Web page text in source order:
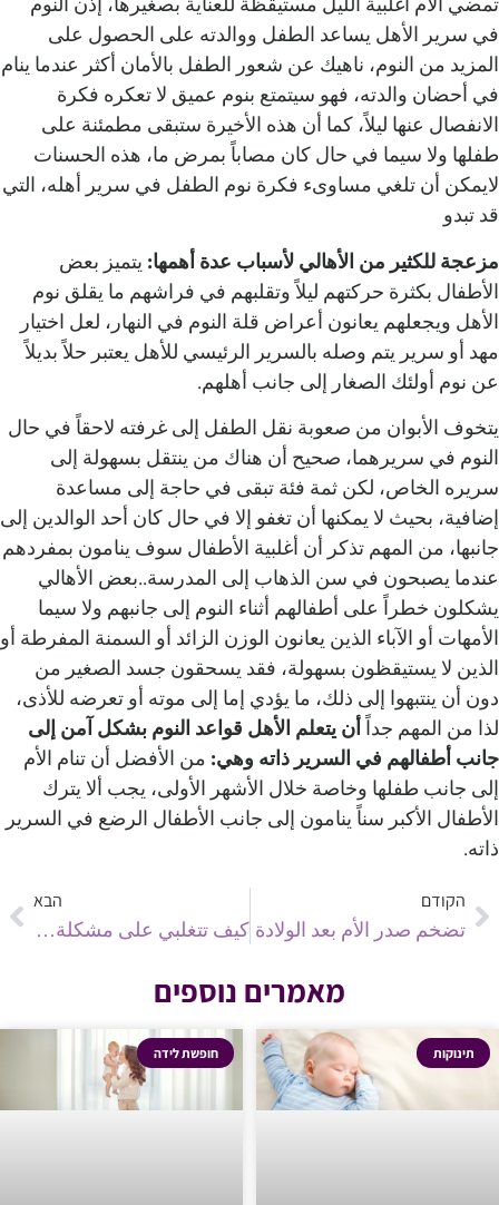
في سرير الأهل يساعد الطفل ووالدته على الحصول على
المزيد من النوم، ناهيك عن شعور الطفل بالأمان أكثر عندما ينام
في أحضان والدته، فهو سيتمتع بنوم عميق لا تعكره فكرة
الانفصال عنها ليلاً، كما أن هذه الأخيرة ستبقى مطمئنة على
طفلها ولا سيما في حال كان مصاباً بمرض ما، هذه الحسنات
لايمكن أن تلغي مساوىء فكرة نوم الطفل في سرير أهله، التي
قد تبدو
مزعجة للكثير من الأهالي لأسباب عدة أهمها: يتميز بعض
الأطفال بكثرة حركتهم ليلاً وتقلبهم في فراشهم ما يقلق نوم
الأهل ويجعلهم يعانون أعراض قلة النوم في النهار، لعل اختيار
مهد أو سرير يتم وصله بالسرير الرئيسي للأهل يعتبر حلاً بديلاً
عن نوم أولئك الصغار إلى جانب أهلهم.
يتخوف الأبوان من صعوبة نقل الطفل إلى غرفته لاحقاً في حال
النوم في سريرهما، صحيح أن هناك من ينتقل بسهولة إلى
سريره الخاص، لكن ثمة فئة تبقى في حاجة إلى مساعدة
إضافية، بحيث لا يمكنها أن تغفو إلا في حال كان أحد الوالدين إلى
جانبها، من المهم تذكر أن أغلبية الأطفال سوف ينامون بمفردهم
عندما يصبحون في سن الذهاب إلى المدرسة..بعض الأهالي
يشكلون خطراً على أطفالهم أثناء النوم إلى جانبهم ولا سيما
الأمهات أو الآباء الذين يعانون الوزن الزائد أو السمنة المفرطة أو
الذين لا يستيقظون بسهولة، فقد يسحقون جسد الصغير من
دون أن ينتبهوا إلى ذلك، ما يؤدي إما إلى موته أو تعرضه للأذى،
لذا من المهم جداًأن يتعلم الأهل قواعد النوم بشكل آمن إلى
جانب أطفالهم في السرير ذاته وهي: من الأفضل أن تنام الأم
إلى جانب طفلها وخاصة خلال الأشهر الأولى، يجب ألا يترك
الأطفال الأكبر سناً ينامون إلى جانب الأطفال الرضع في السرير
ذاته.‏
הקודם
تضخم صدر الأم بعد الولادة
הבא
كيف تتغلبي على مشكلة الرضاعة بعد العودة الى العمل؟
מאמרים נוספים
תינוקות חופשת לידה